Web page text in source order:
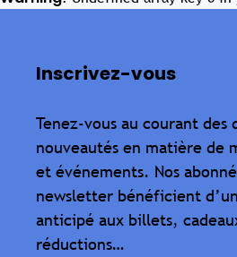
Inscrivez-vous
Tenez-vous au courant des
nouveautés en matière de
et événements. Nos
newsletter bénéficient
anticipé aux billets,
réductions…